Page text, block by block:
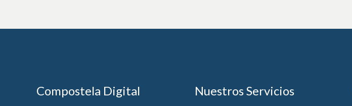
Compostela Digital Nuestros Servicios